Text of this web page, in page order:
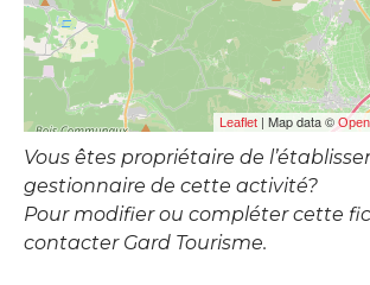
Leaflet | Map data ©
Vous êtes propriétaire de
gestionnaire de cette activité?
Pour modifier ou compléter cette
contacter Gard Tourisme.